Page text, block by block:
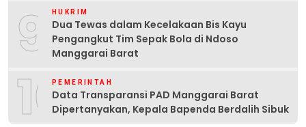
9 HUKRIM
Dua Tewas dalam Kecelakaan Bis Kayu
Pengangkut Tim Sepak Bola di Ndoso
Manggarai Barat
10PEMERINTAH
Data Transparansi PAD Manggarai Barat
Dipertanyakan, Kepala Bapenda Berdalih Sibuk